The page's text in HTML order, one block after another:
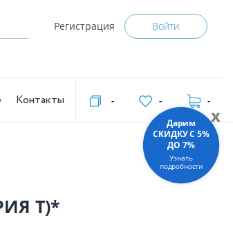
Регистрация Войти
Контакты - - -
T)*
x
Дарим
СКИДКУ C 5%
ДО 7%
Узнать
подробности